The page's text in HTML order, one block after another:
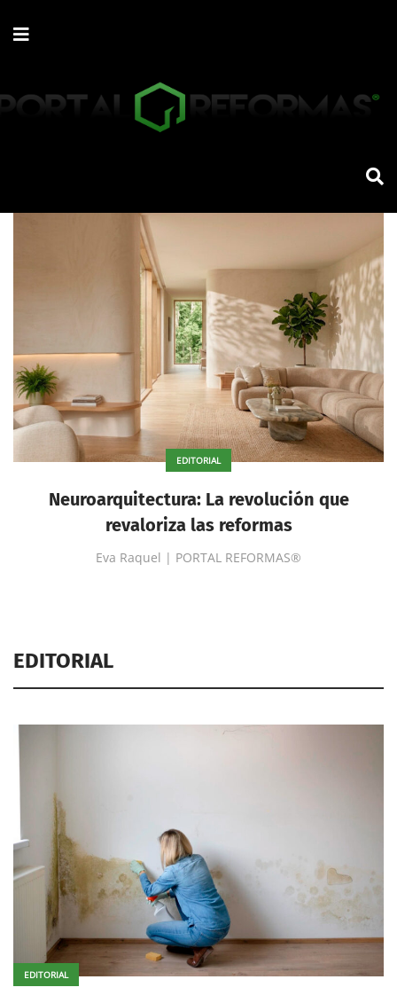
EDITORIAL
Neuroarquitectura: La revolución que
revaloriza las reformas
Eva Raquel | PORTAL REFORMAS®
EDITORIAL
EDITORIAL